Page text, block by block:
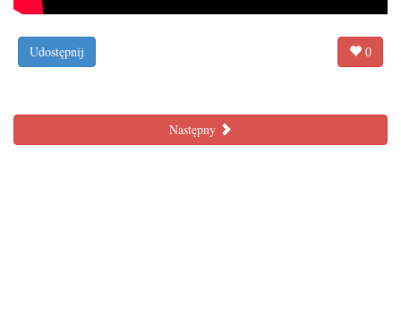
Udostępnij 0
Następny